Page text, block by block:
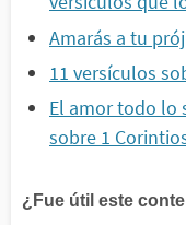
Amarás a tu
11 versículos
El amor todo lo
sobre 1
¿Fue útil este